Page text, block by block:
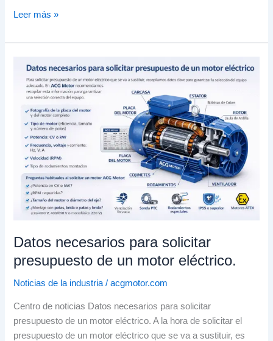
Leer más »
Datos necesarios para solicitar
presupuesto de un motor eléctrico.
Noticias de la industria/acgmotor.com
Centro de noticias Datos necesarios para solicitar
presupuesto de un motor eléctrico. A la hora de solicitar el
presupuesto de un motor eléctrico que se va a sustituir, es
Datos
necesarios
para
solicitar
presupuesto
motor
eléctrico.